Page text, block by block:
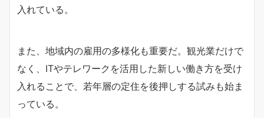
入れている。
また、地域内の雇用の多様化も重要だ。観光業だけで
なく、ITやテレワークを活用した新しい働き方を受け
入れることで、若年層の定住を後押しする試みも始ま
っている。